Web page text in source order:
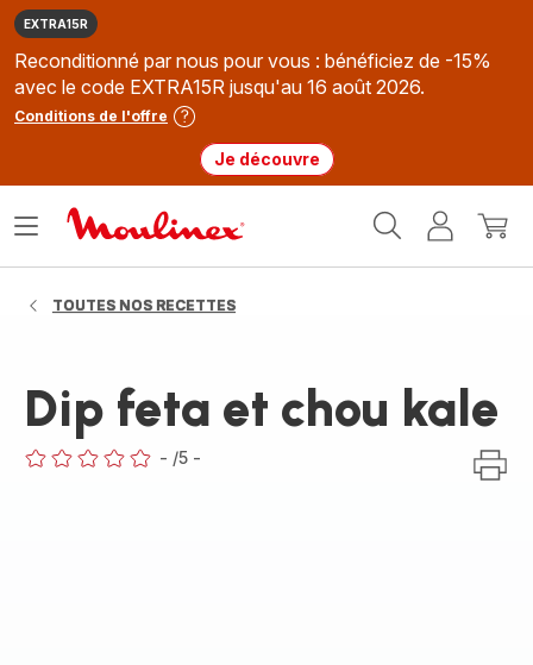
EXTRA15R
Reconditionné par nous pour vous : bénéficiez de -15%
avec le code EXTRA15R jusqu'au 16 août 2026.
Conditions de l'offre
Je découvre
MonMon
Ouvrir
TOUTES NOS RECETTES
Dip feta et chou kale
- /5 -